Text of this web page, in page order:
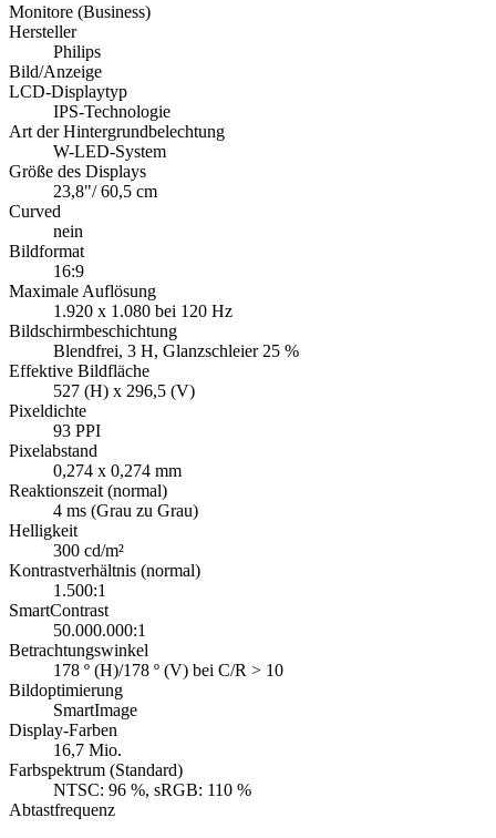
Monitore (Business)
Hersteller
Philips
Bild/Anzeige
LCD-Displaytyp
IPS-Technologie
Art der Hintergrundbelechtung
W-LED-System
Größe des Displays
23,8"/ 60,5 cm
Curved
nein
Bildformat
16:9
Maximale Auflösung
1.920 x 1.080 bei 120 Hz
Bildschirmbeschichtung
Blendfrei, 3 H, Glanzschleier 25 %
Effektive Bildfläche
527 (H) x 296,5 (V)
Pixeldichte
93 PPI
Pixelabstand
0,274 x 0,274 mm
Reaktionszeit (normal)
4 ms (Grau zu Grau)
Helligkeit
300 cd/m²
Kontrastverhältnis (normal)
1.500:1
SmartContrast
50.000.000:1
Betrachtungswinkel
178 º (H)/178 º (V) bei C/R > 10
Bildoptimierung
SmartImage
Display-Farben
16,7 Mio.
Farbspektrum (Standard)
NTSC: 96 %, sRGB: 110 %
Abtastfrequenz